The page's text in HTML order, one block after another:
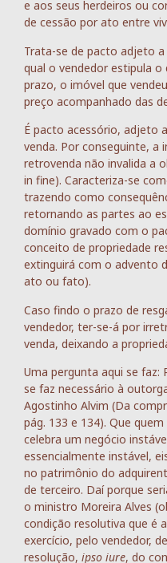
e aos seus herdeiros ou
de cessão por ato entre
Trata-se de pacto adjeto
qual o vendedor estipula
prazo, o imóvel que
preço acompanhado das
É pacto acessório, adjeto
venda. Por conseguinte, a
retrovenda não invalida a
in fine). Caracteriza-se
trazendo como
retornando as partes ao
domínio gravado com o
conceito de propriedade
extinguirá com o advento
ato ou fato).
Caso findo o prazo de
vendedor, ter-se-á por
venda, deixando a
Uma pergunta aqui se faz:
se faz necessário à
Agostinho Alvim (Da
pág. 133 e 134). Que
celebra um negócio
essencialmente instável,
no patrimônio do
de terceiro. Daí porque
o ministro Moreira Alves
condição resolutiva que é
exercício, pelo vendedor,
resolução, ipso iure, do